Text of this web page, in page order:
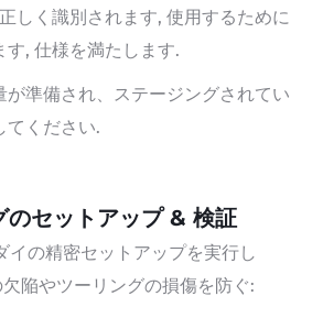
しく識別されます, 使用するために
す, 仕様を満たします.
が準備され、ステージングされてい
てください.
のセットアップ & 検証
イの精密セットアップを実行し
陥やツーリングの損傷を防ぐ: